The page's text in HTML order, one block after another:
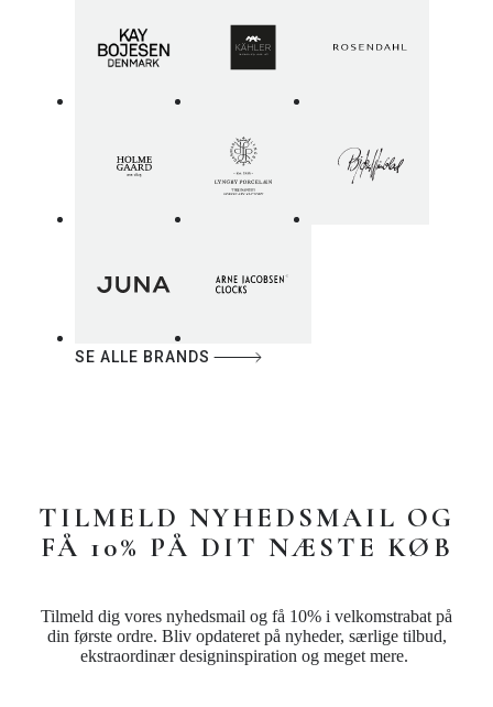
SE ALLE BRANDS
TILMELD NYHEDSMAIL OG
FÅ 10% PÅ DIT NÆSTE KØB
Tilmeld dig vores nyhedsmail og få 10% i velkomstrabat på
din første ordre. Bliv opdateret på nyheder, særlige tilbud,
ekstraordinær designinspiration og meget mere.